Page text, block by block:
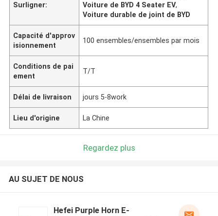
Surligner:
Voiture de BYD 4 Seater EV,
Voiture durable de joint de BYD
Capacité d'approv
isionnement
100 ensembles/ensembles par mois
Conditions de pai
ement
T/T
Délai de livraison jours 5-8work
Lieu d'origine La Chine
Regardez plus
AU SUJET DE NOUS
Hefei Purple Horn E-